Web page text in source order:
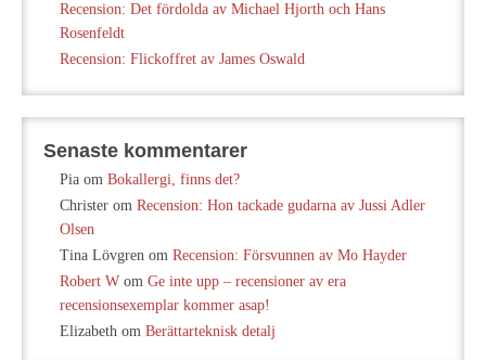
Recension: Det fördolda av Michael Hjorth och Hans
Rosenfeldt
Recension: Flickoffret av James Oswald
Senaste kommentarer
Pia om Bokallergi, finns det?
Christer om Recension: Hon tackade gudarna av Jussi Adler
Olsen
Tina Lövgren om Recension: Försvunnen av Mo Hayder
Robert W om Ge inte upp – recensioner av era
recensionsexemplar kommer asap!
Elizabeth om Berättarteknisk detalj